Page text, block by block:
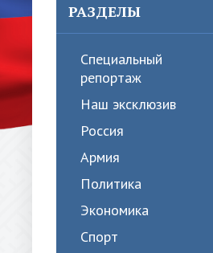
РАЗДЕЛЫ
Специальный
репортаж
Наш эксклюзив
Россия
Армия
Политика
Экономика
Спорт